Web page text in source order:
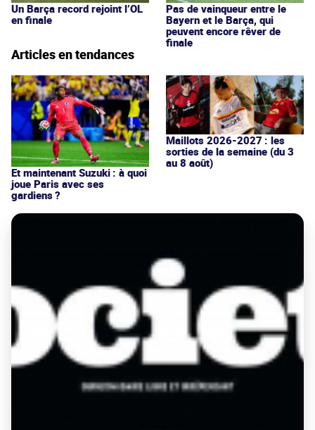
Un Barça record rejoint l’OL
en finale
Pas de vainqueur entre le
Bayern et le Barça, qui
peuvent encore rêver de
finale
Articles en tendances
Et maintenant Suzuki : à quoi
joue Paris avec ses
gardiens ?
Maillots 2026-2027 : les
sorties de la semaine (du 3
au 8 août)